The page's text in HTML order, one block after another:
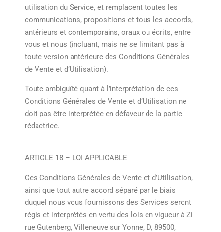
utilisation du Service, et remplacent toutes les
communications, propositions et tous les accords,
antérieurs et contemporains, oraux ou écrits, entre
vous et nous (incluant, mais ne se limitant pas à
toute version antérieure des Conditions Générales
de Vente et d’Utilisation).
Toute ambiguïté quant à l’interprétation de ces
Conditions Générales de Vente et d’Utilisation ne
doit pas être interprétée en défaveur de la partie
rédactrice.
ARTICLE 18 – LOI APPLICABLE
Ces Conditions Générales de Vente et d’Utilisation,
ainsi que tout autre accord séparé par le biais
duquel nous vous fournissons des Services seront
régis et interprétés en vertu des lois en vigueur à Zi
rue Gutenberg, Villeneuve sur Yonne, D, 89500,